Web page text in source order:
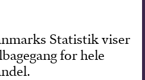
Statistik viser
for hele